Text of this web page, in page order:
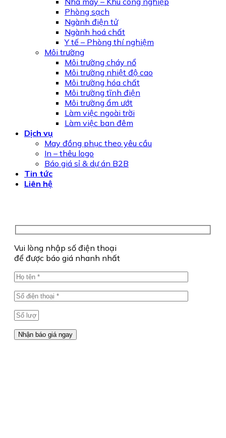
Phòng sạch
Ngành điện tử
Ngành hoá chất
Y tế – Phòng thí nghiệm
Môi trường
Môi trường cháy nổ
Môi trường nhiệt độ cao
Môi trường hóa chất
Môi trường tĩnh điện
Môi trường ẩm ướt
Làm việc ngoài trời
Làm việc ban đêm
Dịch vụ
May đồng phục theo yêu cầu
In – thêu logo
Báo giá sỉ & dự án B2B
Tin tức
Liên hệ
Vui lòng nhập số điện thoại
để được báo giá nhanh nhất